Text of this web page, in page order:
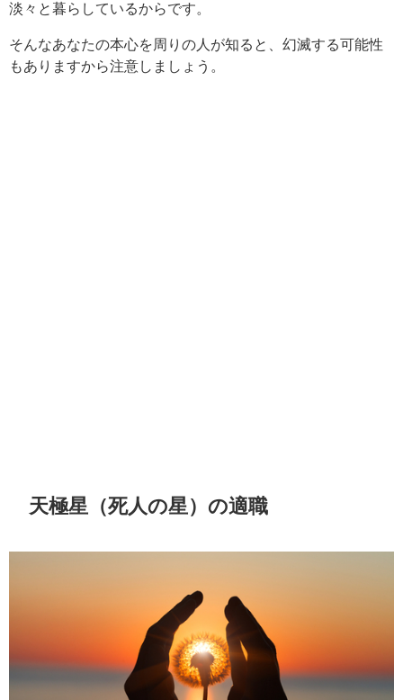
淡々と暮らしているからです。
そんなあなたの本心を周りの人が知ると、幻滅する可能性
もありますから注意しましょう。
天極星（死人の星）の適職